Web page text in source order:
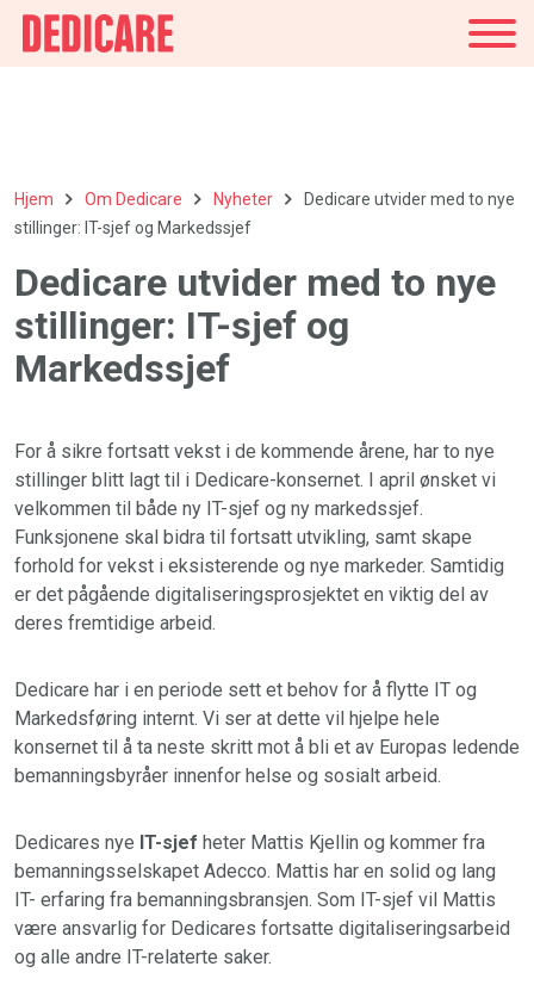
Hjem Om Dedicare Nyheter
Dedicare utvider med to nye
stillinger: IT-sjef og Markedssjef
Dedicare utvider med to nye
stillinger: IT-sjef og
Markedssjef
For å sikre fortsatt vekst i de kommende årene, har to nye
stillinger blitt lagt til i Dedicare-konsernet. I april ønsket vi
velkommen til både ny IT-sjef og ny markedssjef.
Funksjonene skal bidra til fortsatt utvikling, samt skape
forhold for vekst i eksisterende og nye markeder. Samtidig
er det pågående digitaliseringsprosjektet en viktig del av
deres fremtidige arbeid.
Dedicare har i en periode sett et behov for å flytte IT og
Markedsføring internt. Vi ser at dette vil hjelpe hele
konsernet til å ta neste skritt mot å bli et av Europas ledende
bemanningsbyråer innenfor helse og sosialt arbeid.
Dedicares nye IT-sjef heter Mattis Kjellin og kommer fra
bemanningsselskapet Adecco. Mattis har en solid og lang
IT- erfaring fra bemanningsbransjen. Som IT-sjef vil Mattis
være ansvarlig for Dedicares fortsatte digitaliseringsarbeid
og alle andre IT-relaterte saker.